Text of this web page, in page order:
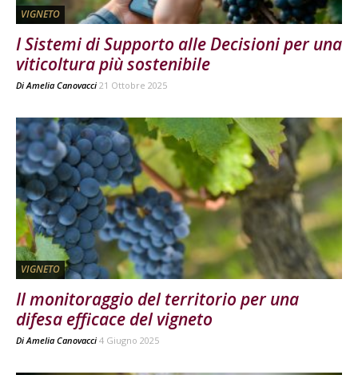
VIGNETO
I Sistemi di Supporto alle Decisioni per una
viticoltura più sostenibile
DiAmelia Canovacci 21 Ottobre 2025
VIGNETO
Il monitoraggio del territorio per una
difesa efficace del vigneto
Di Amelia Canovacci 4 Giugno 2025